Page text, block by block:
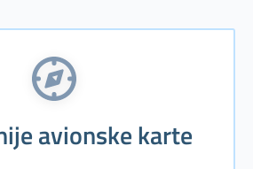
avionske karte